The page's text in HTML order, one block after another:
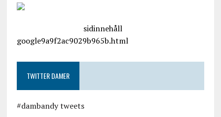
sidinnehåll
google9a9f2ac9029b965b.html
TWITTER DAMER
#dambandy tweets